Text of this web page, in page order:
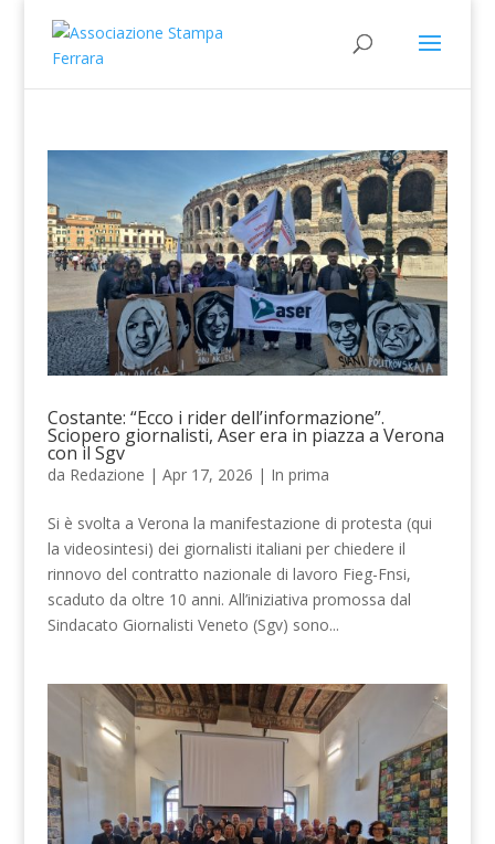
Costante: “Ecco i rider dell’informazione”.
Sciopero giornalisti, Aser era in piazza a Verona
con il Sgv
da Redazione | Apr 17, 2026 | In prima
Si è svolta a Verona la manifestazione di protesta (qui
la videosintesi) dei giornalisti italiani per chiedere il
rinnovo del contratto nazionale di lavoro Fieg-Fnsi,
scaduto da oltre 10 anni. All’iniziativa promossa dal
Sindacato Giornalisti Veneto (Sgv) sono...